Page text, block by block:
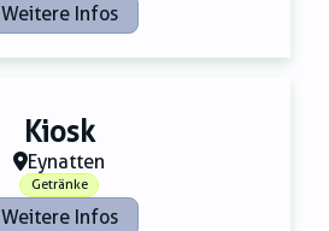
Weitere Infos
Kiosk
Eynatten
Getränke
Weitere Infos